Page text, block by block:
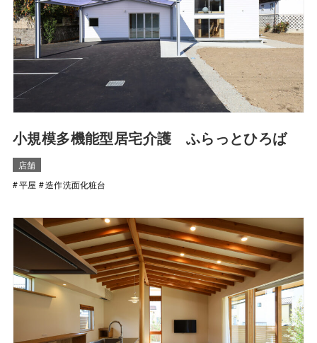
⼩規模多機能型居宅介護 ふらっとひろば
店舗
平屋
造作洗面化粧台